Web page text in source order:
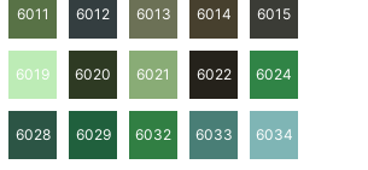
6011 6012 6013 6014 6015
6019 6020 6021 6022 6024
6028 6029 6032 6033 6034